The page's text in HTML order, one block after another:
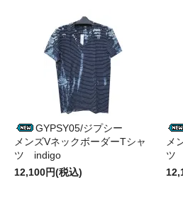
GYPSY05/ジプシー
メンズVネックボーダーTシャ
ツ indigo
12,100円(税込)
メ
ツ